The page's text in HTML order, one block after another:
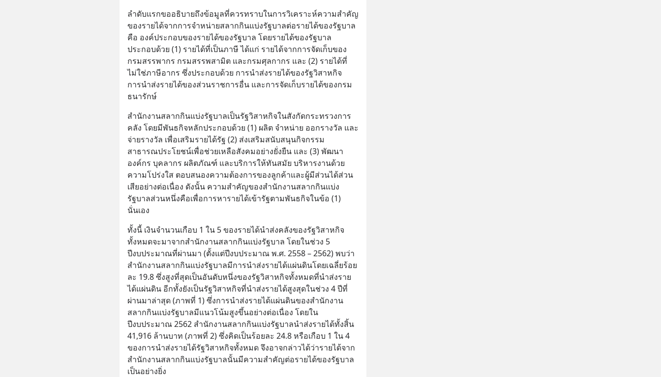
ลำดับแรกขออธิบายถึงข้อมูลที่ควรทราบในการวิเคราะห์ความสำคัญ
ของรายได้จากการจำหน่ายสลากกินแบ่งรัฐบาลต่อรายได้ของรัฐบาล
คือ องค์ประกอบของรายได้ของรัฐบาล โดยรายได้ของรัฐบาล
ประกอบด้วย (1) รายได้ที่เป็นภาษี ได้แก่ รายได้จากการจัดเก็บของ
กรมสรรพากร กรมสรรพสามิต และกรมศุลกากร และ (2) รายได้ที่
ไม่ใช่ภาษีอากร ซึ่งประกอบด้วย การนำส่งรายได้ของรัฐวิสาหกิจ
การนำส่งรายได้ของส่วนราชการอื่น และการจัดเก็บรายได้ของกรม
ธนารักษ์
สำนักงานสลากกินแบ่งรัฐบาลเป็นรัฐวิสาหกิจในสังกัดกระทรวงการ
คลัง โดยมีพันธกิจหลักประกอบด้วย (1) ผลิต จำหน่าย ออกรางวัล และ
จ่ายรางวัล เพื่อเสริมรายได้รัฐ (2) ส่งเสริมสนับสนุนกิจกรรม
สาธารณประโยชน์เพื่อช่วยเหลือสังคมอย่างยั่งยืน และ (3) พัฒนา
องค์กร บุคลากร ผลิตภัณฑ์ และบริการให้ทันสมัย บริหารงานด้วย
ความโปร่งใส ตอบสนองความต้องการของลูกค้าและผู้มีส่วนได้ส่วน
เสียอย่างต่อเนื่อง ดังนั้น ความสำคัญของสำนักงานสลากกินแบ่ง
รัฐบาลส่วนหนึ่งคือเพื่อการหารายได้เข้ารัฐตามพันธกิจในข้อ (1)
นั่นเอง
ทั้งนี้ เงินจำนวนเกือบ 1 ใน 5 ของรายได้นำส่งคลังของรัฐวิสาหกิจ
ทั้งหมดจะมาจากสำนักงานสลากกินแบ่งรัฐบาล โดยในช่วง 5
ปีงบประมาณที่ผ่านมา (ตั้งแต่ปีงบประมาณ พ.ศ. 2558 – 2562) พบว่า
สำนักงานสลากกินแบ่งรัฐบาลมีการนำส่งรายได้แผ่นดินโดยเฉลี่ยร้อย
ละ 19.8 ซึ่งสูงที่สุดเป็นอันดับหนึ่งของรัฐวิสาหกิจทั้งหมดที่นำส่งราย
ได้แผ่นดิน อีกทั้งยังเป็นรัฐวิสาหกิจที่นำส่งรายได้สูงสุดในช่วง 4 ปีที่
ผ่านมาล่าสุด (ภาพที่ 1) ซึ่งการนำส่งรายได้แผ่นดินของสำนักงาน
สลากกินแบ่งรัฐบาลมีแนวโน้มสูงขึ้นอย่างต่อเนื่อง โดยใน
ปีงบประมาณ 2562 สำนักงานสลากกินแบ่งรัฐบาลนำส่งรายได้ทั้งสิ้น
41,916 ล้านบาท (ภาพที่ 2) ซึ่งคิดเป็นร้อยละ 24.8 หรือเกือบ 1 ใน 4
ของการนำส่งรายได้รัฐวิสาหกิจทั้งหมด จึงอาจกล่าวได้ว่ารายได้จาก
สำนักงานสลากกินแบ่งรัฐบาลนั้นมีความสำคัญต่อรายได้ของรัฐบาล
เป็นอย่างยิ่ง